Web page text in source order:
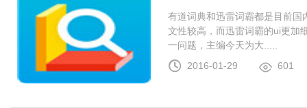
有道词典和迅雷词霸都是目前
文性较高，而迅雷词霸的ui更加
一问题，主编今天为大.....
2016-01-29
601